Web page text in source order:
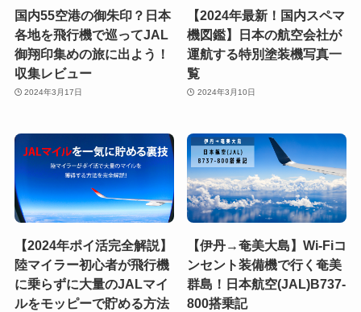
国内55空港の御朱印？日本
各地を飛行機で巡ってJAL
御翔印集めの旅に出よう！
収集レビュー
2024年3月17日
【2024年最新！国内スペマ
機図鑑】日本の航空会社が
運航する特別塗装機写真一
覧
2024年3月10日
【2024年ポイ活完全解説】
陸マイラー初心者が飛行機
に乗らずに大量のJALマイ
ルをモッピーで貯める方法
【伊丹→奄美大島】Wi-Fiコ
ンセント装備機で行く奄美
群島！日本航空(JAL)B737-
800搭乗記